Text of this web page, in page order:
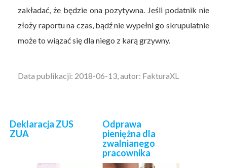
zakładać, że będzie ona pozytywna. Jeśli podatnik nie
złoży raportu na czas, bądź nie wypełni go skrupulatnie
może to wiązać się dla niego z karą grzywny.
Data publikacji: 2018-06-13, autor: FakturaXL
Deklaracja ZUS
ZUA
Odprawa
pieniężna dla
zwalnianego
pracownika